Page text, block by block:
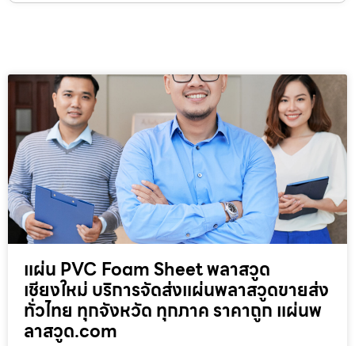
แผ่น PVC Foam Sheet พลาสวูด
เชียงใหม่ บริการจัดส่งแผ่นพลาสวูดขายส่ง
ทั่วไทย ทุกจังหวัด ทุกภาค ราคาถูก แผ่นพ
ลาสวูด.com